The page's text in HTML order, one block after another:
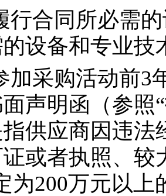
行合同所必需
设备和专业技
加采购活动前3
声明函（参照
供应商因违法
或者执照、较
为200万元以